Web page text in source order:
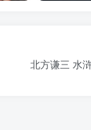
北方谦三 水